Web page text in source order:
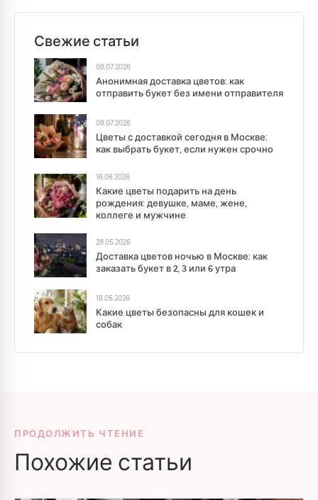
Свежие статьи
08.07.2026
Анонимная доставка цветов: как
отправить букет без имени отправителя
08.07.2026
Цветы с доставкой сегодня в Москве:
как выбрать букет, если нужен срочно
16.06.2026
Какие цветы подарить на день
рождения: девушке, маме, жене,
коллеге и мужчине
29.05.2026
Доставка цветов ночью в Москве: как
заказать букет в 2, 3 или 6 утра
18.05.2026
Какие цветы безопасны для кошек и
собак
ПРОДОЛЖИТЬ ЧТЕНИЕ
Похожие статьи